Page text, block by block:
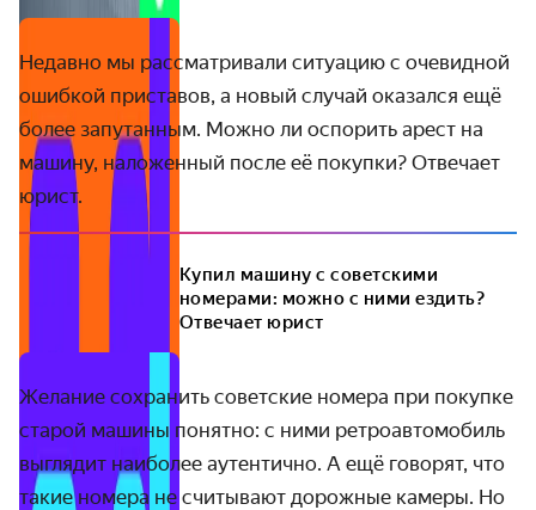
Недавно мы рассматривали ситуацию с очевидной
ошибкой приставов, а новый случай оказался ещё
более запутанным. Можно ли оспорить арест на
машину, наложенный после её покупки? Отвечает
юрист.
Купил машину с советскими
номерами: можно с ними ездить?
Отвечает юрист
Желание сохранить советские номера при покупке
старой машины понятно: с ними ретроавтомобиль
выглядит наиболее аутентично. А ещё говорят, что
такие номера не считывают дорожные камеры. Но